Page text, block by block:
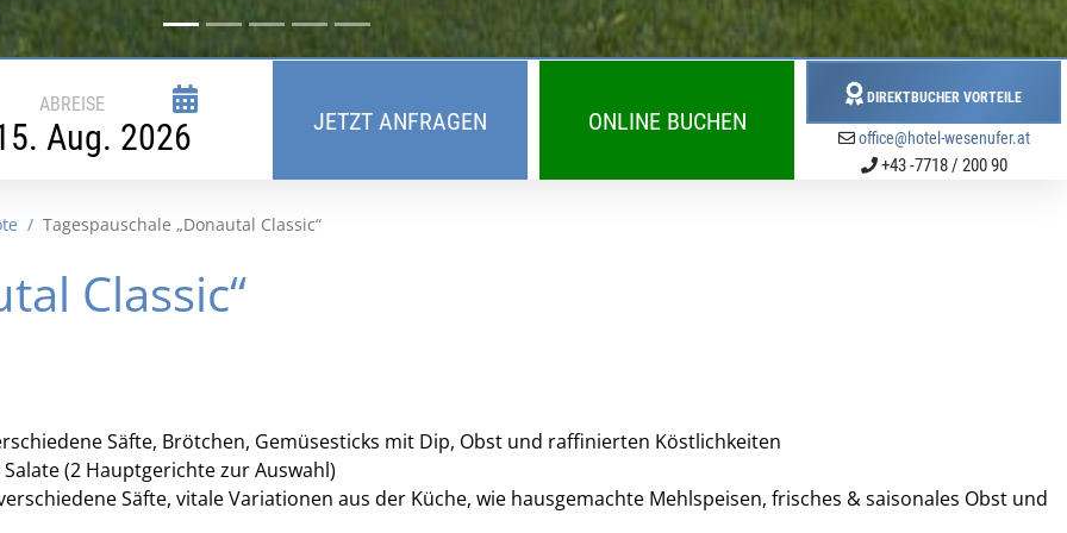
ABREISE
August
Do Sa
29 30 31 1
12 15 16
26 28 29 30
JETZT ANFRAGEN ONLINE BUCHEN
DIREKTBUCHER VORTEILE
office@hotel-wesenufer.at
+43 -7718 / 200 90
Tagespauschale „Donautal Classic“
Classic“
Säfte, Brötchen, Gemüsesticks mit Dip, Obst und raffinierten Köstlichkeiten
(2 Hauptgerichte zur Auswahl)
Säfte, vitale Variationen aus der Küche, wie hausgemachte Mehlspeisen, frisches & saisonales Obst und